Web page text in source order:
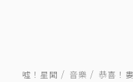
噓！星聞 音樂 恭喜！